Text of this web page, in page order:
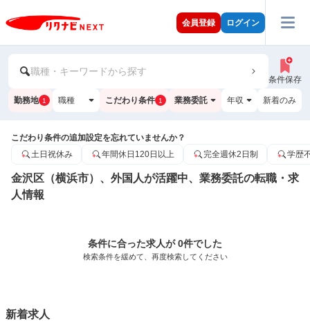
会員登録 ログイン
職種・キーワードから探す
条件保存
勤務地 1 職種 こだわり条件 1 業務委託 年収 新着のみ
こだわり条件の追加設定を忘れていませんか？
土日祝休み
年間休日120日以上 完全週休2日制 学歴
金沢区（横浜市）、外国人が活躍中、業務委託の転職・求
人情報
条件に合った求人が 0件でした
検索条件を緩めて、再度検索してください
新着求人